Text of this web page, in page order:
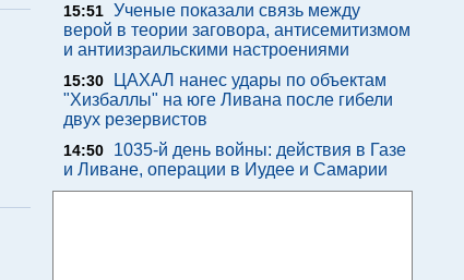
15:51 Ученые показали связь между
верой в теории заговора, антисемитизмом
и антиизраильскими настроениями
15:30
ЦАХАЛ нанес удары по объектам
"Хизбаллы" на юге Ливана после гибели
двух резервистов
14:50
1035-й день войны: действия в Газе
и Ливане, операции в Иудее и Самарии